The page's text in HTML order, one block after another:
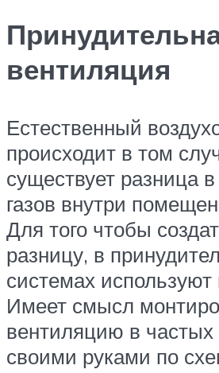
вентиляция
Естественный
происходит в том
существует разница
газов внутри
Для того чтобы
разницу, в
системах
Имеет смысл
вентиляцию в
своими руками по